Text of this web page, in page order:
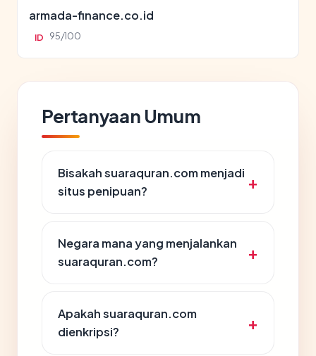
armada-finance.co.id
ID 95/100
Pertanyaan Umum
Bisakah suaraquran.com menjadi
situs penipuan?
Negara mana yang menjalankan
suaraquran.com?
Apakah suaraquran.com
dienkripsi?